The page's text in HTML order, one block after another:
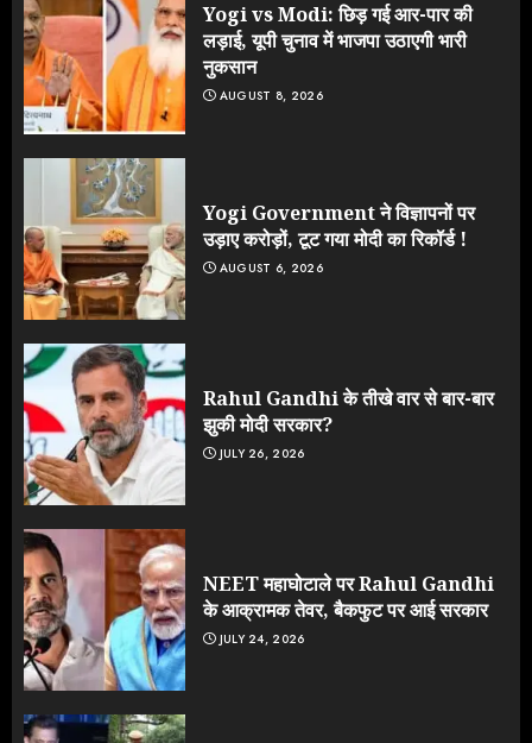
Yogi vs Modi: छिड़ गई आर-पार की
लड़ाई, यूपी चुनाव में भाजपा उठाएगी भारी
नुकसान
AUGUST 8, 2026
Yogi Government ने विज्ञापनों पर
उड़ाए करोड़ों, टूट गया मोदी का रिकॉर्ड !
AUGUST 6, 2026
Rahul Gandhi के तीखे वार से बार-बार
झुकी मोदी सरकार?
JULY 26, 2026
NEET महाघोटाले पर Rahul Gandhi
के आक्रामक तेवर, बैकफुट पर आई सरकार
JULY 24, 2026